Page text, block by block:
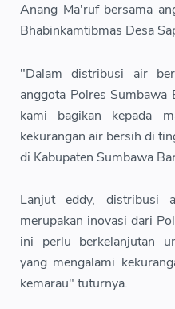
Anang Ma'ruf bersama
Bhabinkamtibmas Desa
"Dalam distribusi air
anggota Polres Sumbawa
kami bagikan kepada
kekurangan air bersih di
di Kabupaten Sumbawa
Lanjut eddy, distribusi
merupakan inovasi dari
ini perlu berkelanjutan
yang mengalami
kemarau" tuturnya.